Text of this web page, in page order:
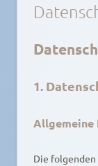
1.
Allgemeine
Die
springen